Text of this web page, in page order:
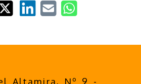
Altamira, Nº 9 -